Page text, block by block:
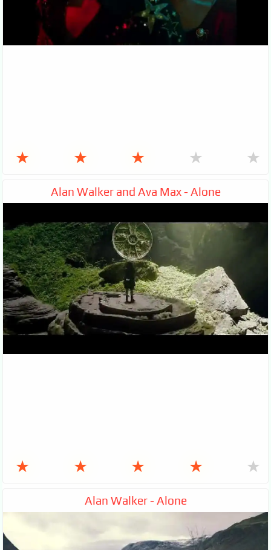
★ ★ ★ ★ ★
Alan Walker and Ava Max - Alone
★ ★ ★ ★ ★
Alan Walker - Alone